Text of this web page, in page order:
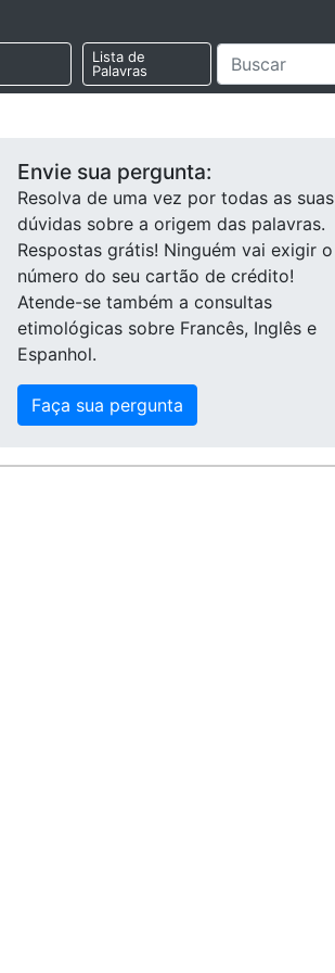
Lista de
Palavras
Envie sua pergunta:
Resolva de uma vez por todas as suas
dúvidas sobre a origem das palavras.
Respostas grátis! Ninguém vai exigir o
número do seu cartão de crédito!
Atende-se também a consultas
etimológicas sobre Francês, Inglês e
Espanhol.
Faça sua pergunta